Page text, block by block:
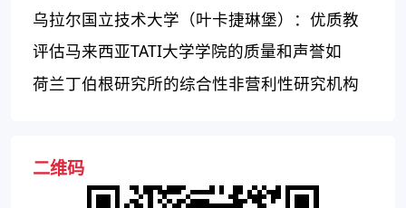
乌拉尔国立技术大学（叶卡捷琳堡）：优质教
育、研究成果和国际合作的典范
评估马来西亚TATI大学学院的质量和声誉如
何？
荷兰丁伯根研究所的综合性非营利性研究机构
二维码